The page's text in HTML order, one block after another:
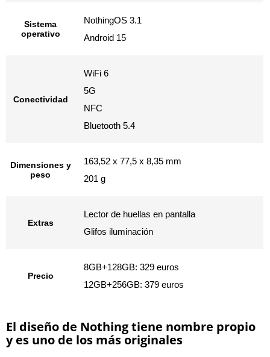
Sistema
operativo
NothingOS 3.1
Android 15
Conectividad
WiFi 6
5G
NFC
Bluetooth 5.4
Dimensiones y
peso
163,52 x 77,5 x 8,35 mm
201 g
Extras
Lector de huellas en pantalla
Glifos iluminación
Precio
8GB+128GB: 329 euros
12GB+256GB: 379 euros
El diseño de Nothing tiene nombre propio
y es uno de los más originales